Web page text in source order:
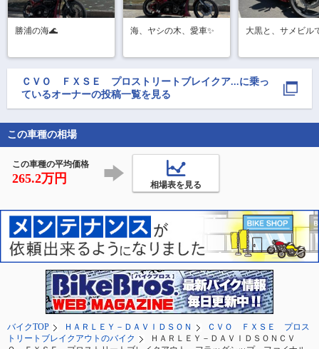
勝浦の海🌊 海、ヤシの木、愛車✨ 大黒と、サメビル
ＣＶＯ ＦＸＳＥ プロストリートブレイクア...に乗っ
ているオーナーの投稿一覧を見る
この車種の相場
この車種の平均価格
265.2万円 相場表を見る
バイクTOP ＨＡＲＬＥＹ－ＤＡＶＩＤＳＯＮ
ＣＶＯ ＦＸＳＥ プロス
トリートブレイクアウトのバイク
ＨＡＲＬＥＹ－ＤＡＶＩＤＳＯＮＣＶ